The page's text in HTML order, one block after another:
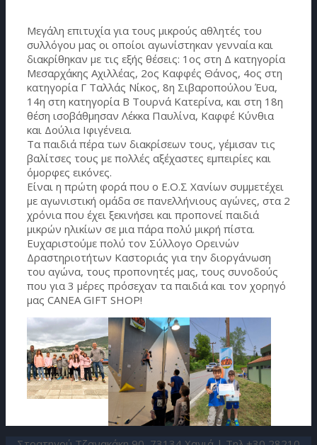
Μεγάλη επιτυχία για τους μικρούς αθλητές του
συλλόγου μας οι οποίοι αγωνίστηκαν γενναία και
διακρίθηκαν με τις εξής θέσεις: 1ος στη Δ κατηγορία
Μεσαρχάκης Αχιλλέας, 2ος Καφφές Θάνος, 4ος στη
κατηγορία Γ Ταλλάς Νίκος, 8η Σιβαροπούλου Έυα,
14η στη κατηγορία Β Τουρνά Κατερίνα, και στη 18η
θέση ισοβάθμησαν Λέκκα Παυλίνα, Καφφέ Κύνθια
και Δούλια Ιφιγένεια.
Τα παιδιά πέρα των διακρίσεων τους, γέμισαν τις
βαλίτσες τους με πολλές αξέχαστες εμπειρίες και
όμορφες εικόνες.
Είναι η πρώτη φορά που ο Ε.Ο.Σ Χανίων συμμετέχει
με αγωνιστική ομάδα σε πανελλήνιους αγώνες, στα 2
χρόνια που έχει ξεκινήσει και προπονεί παιδιά
μικρών ηλικίων σε μια πάρα πολύ μικρή πίστα.
Ευχαριστούμε πολύ τον Σύλλογο Ορεινών
Δραστηριοτήτων Καστοριάς για την διοργάνωση
του αγώνα, τους προπονητές μας, τους συνοδούς
που για 3 μέρες πρόσεχαν τα παιδιά και τον χορηγό
μας CANEA GIFT SHOP!